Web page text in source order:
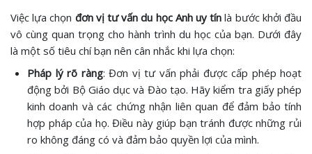
Việc lựa chọn đơn vị tư vấn du học Anh uy tín là bước khởi đầu
vô cùng quan trọng cho hành trình du học của bạn. Dưới đây
là một số tiêu chí bạn nên cân nhắc khi lựa chọn:
Pháp lý rõ ràng: Đơn vị tư vấn phải được cấp phép hoạt
động bởi Bộ Giáo dục và Đào tạo. Hãy kiểm tra giấy phép
kinh doanh và các chứng nhận liên quan để đảm bảo tính
hợp pháp của họ. Điều này giúp bạn tránh được những rủi
ro không đáng có và đảm bảo quyền lợi của mình.